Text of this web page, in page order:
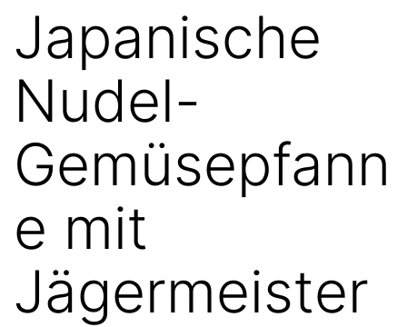
Japanische
Nudel-
Gemüsepfann
e mit
Jägermeister